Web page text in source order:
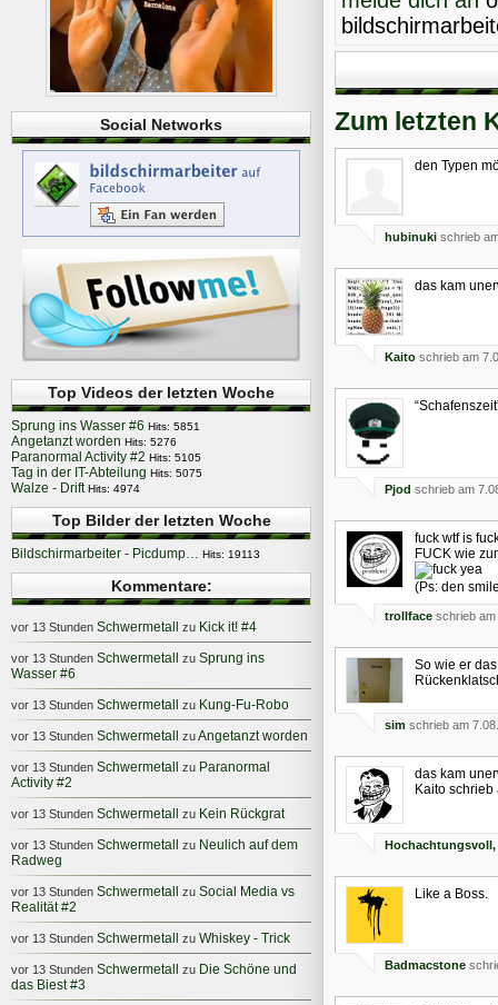
Zum letzten
den Typen
hubinuki schrieb
das kam
Kaito schrieb am
Pjod schrieb am
fuck wtf is
FUCK wie
(Ps: den
trollface schrieb
So wie er
sim schrieb am
das kam
Kaito
Hochachtungsvoll,
Like a Boss.
Badmacstone
Social Networks
Top Videos der letzten Woche
Sprung ins Wasser #6 Hits: 5851
Angetanzt worden Hits: 5276
Paranormal Activity #2 Hits: 5105
Tag in der IT-Abteilung Hits: 5075
Walze - Drift Hits: 4974
Top Bilder der letzten Woche
Bildschirmarbeiter - Picdump… Hits: 19113
Kommentare:
vor 13 Stunden Schwermetall zu Kick it! #4
vor 13 Stunden Schwermetall zu Sprung ins
Wasser #6
vor 13 Stunden Schwermetall zu Kung-Fu-Robo
vor 13 Stunden Schwermetall zuAngetanzt worden
vor 13 Stunden Schwermetall zu Paranormal
Activity #2
vor 13 Stunden Schwermetall zu Kein Rückgrat
vor 13 Stunden Schwermetall zu Neulich auf dem
Radweg
vor 13 Stunden Schwermetall zu Social Media vs
Realität #2
vor 13 Stunden Schwermetall zu Whiskey - Trick
vor 13 Stunden Schwermetall zu Die Schöne und
das Biest #3